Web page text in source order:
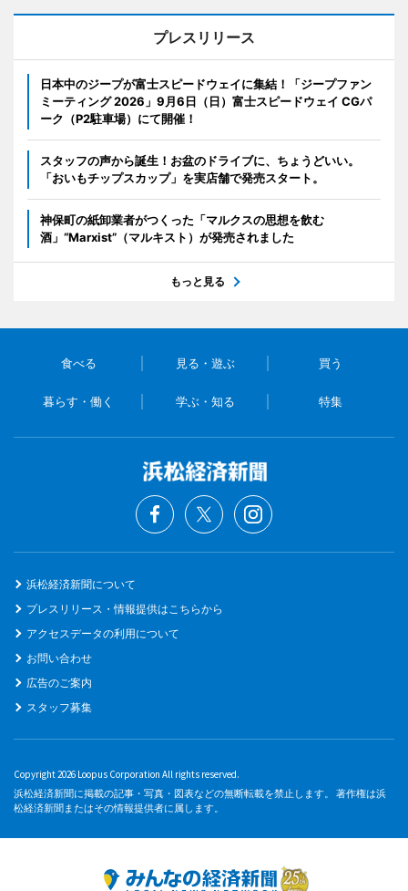
プレスリリース
日本中のジープが富士スピードウェイに集結！「ジープファン
ミーティング 2026」9月6日（日）富士スピードウェイ CGパ
ーク（P2駐車場）にて開催！
スタッフの声から誕生！お盆のドライブに、ちょうどいい。
「おいもチップスカップ」を実店舗で発売スタート。
神保町の紙卸業者がつくった「マルクスの思想を飲む
酒」“Marxist”（マルキスト）が発売されました
もっと見る
食べる 見る・遊ぶ 買う
暮らす・働く 学ぶ・知る 特集
浜松経済新聞について
プレスリリース・情報提供はこちらから
アクセスデータの利用について
お問い合わせ
広告のご案内
スタッフ募集
Copyright 2026 Loopus Corporation All rights reserved.
浜松経済新聞に掲載の記事・写真・図表などの無断転載を禁止します。 著作権は浜
松経済新聞またはその情報提供者に属します。